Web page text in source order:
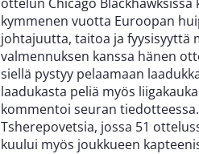
kymmenen vuotta Euroopan
johtajuutta, taitoa ja fyysisyyttä
valmennuksen kanssa hänen
siellä pystyy pelaamaan
laadukasta peliä myös
kommentoi seuran
Tsherepovetsia, jossa 51
kuului myös joukkueen